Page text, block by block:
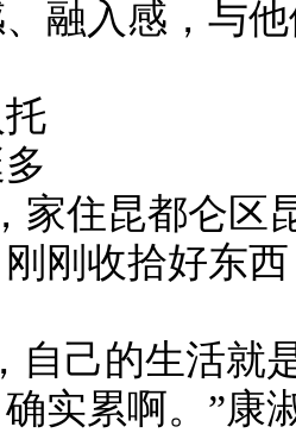
融入感，与
住昆都仑区
刚收拾好东
己的生活就
实累啊。”康